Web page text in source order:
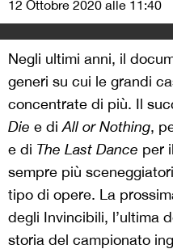
12 Ottobre 2020 alle 11:40
Negli ultimi anni, il
generi su cui le grandi
concentrate di più. Il
Die e diAll or Nothing,
e di The Last Dance per
sempre più
tipo di opere. La
degli Invincibili, l’ultima
storia del campionato